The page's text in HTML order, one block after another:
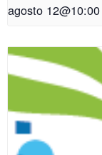
agosto 12@10:00